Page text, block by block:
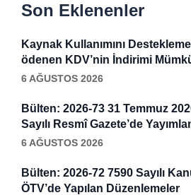
Son Eklenenler
Kaynak Kullanımını
ödenen KDV’nin İndirimi
6 AĞUSTOS 2026
Bülten: 2026-73 31 Temmuz
Sayılı Resmî Gazete’de
Vergi Usul Kanunu (VUK) Genel
6 AĞUSTOS 2026
Bülten: 2026-72 7590 Sayılı
ÖTV’de Yapılan Düzenlemeler